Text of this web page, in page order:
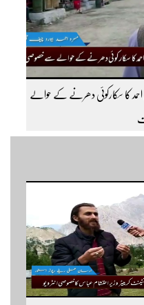
کا سکارکوئی دھرنے کے حوالے